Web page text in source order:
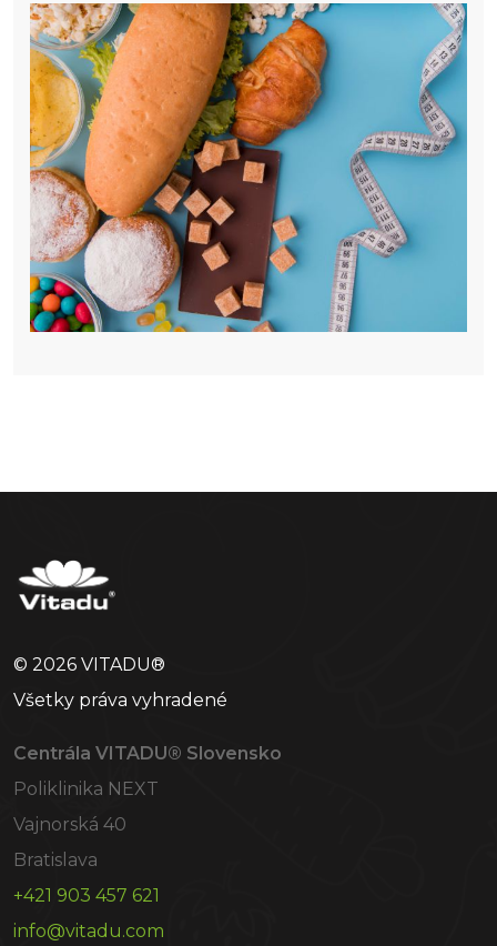
© 2026 VITADU®
Všetky práva vyhradené
Centrála VITADU® Slovensko
Poliklinika NEXT
Vajnorská 40
Bratislava
+421 903 457 621
info@vitadu.com